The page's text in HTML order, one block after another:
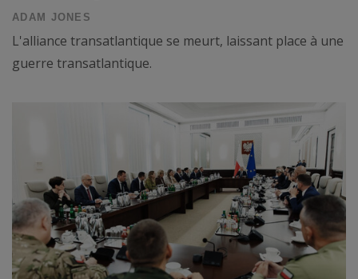
ADAM JONES
L'alliance transatlantique se meurt, laissant place à une
guerre transatlantique.